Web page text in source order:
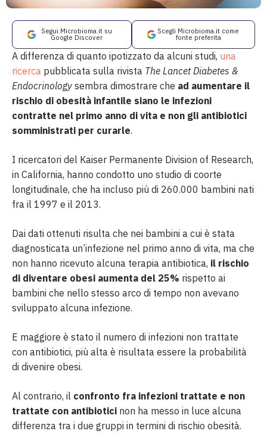
Segui Microbioma.it su
Google Discover
Scegli Microbioma.it come
fonte preferita
A differenza di quanto ipotizzato da alcuni studi, una
ricerca pubblicata sulla rivista The Lancet Diabetes &
Endocrinology sembra dimostrare che ad aumentare il
rischio di obesità infantile siano le infezioni
contratte nel primo anno di vita e non gli antibiotici
somministrati per curarle.
I ricercatori del Kaiser Permanente Division of Research,
in California, hanno condotto uno studio di coorte
longitudinale, che ha incluso più di 260.000 bambini nati
fra il 1997 e il 2013.
Dai dati ottenuti risulta che nei bambini a cui è stata
diagnosticata un’infezione nel primo anno di vita, ma che
non hanno ricevuto alcuna terapia antibiotica, il rischio
di diventare obesi aumenta del 25% rispetto ai
bambini che nello stesso arco di tempo non avevano
sviluppato alcuna infezione.
E maggiore è stato il numero di infezioni non trattate
con antibiotici, più alta è risultata essere la probabilità
di divenire obesi.
Al contrario, il confronto fra infezioni trattate e non
trattate con antibiotici non ha messo in luce alcuna
differenza tra i due gruppi in termini di rischio obesità.